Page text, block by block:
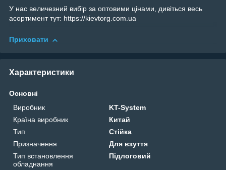
У нас величезний вибір за оптовими цінами, дивіться весь
асортимент тут: https://kievtorg.com.ua
Приховати
Характеристики
Основні
Виробник
KT-System
Країна виробник
Китай
Тип
Стійка
Призначення
Для взуття
Тип встановлення
обладнання
Підлоговий